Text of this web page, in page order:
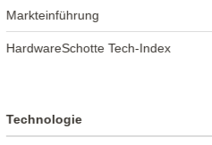
Markteinführung
HardwareSchotte Tech-Index
Technologie